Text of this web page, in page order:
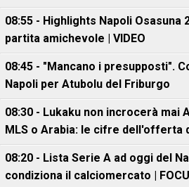
08:55 - Highlights Napoli Osasuna
partita amichevole | VIDEO
08:45 - "Mancano i presupposti".
Napoli per Atubolu del Friburgo
08:30 - Lukaku non incrocerà mai
MLS o Arabia: le cifre dell'offerta
08:20 - Lista Serie A ad oggi del
condiziona il calciomercato |